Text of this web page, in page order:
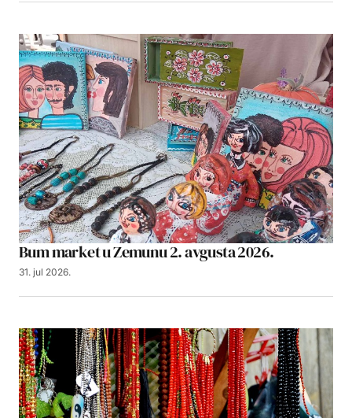
Bum market u Zemunu 2. avgusta 2026.
31. jul 2026.